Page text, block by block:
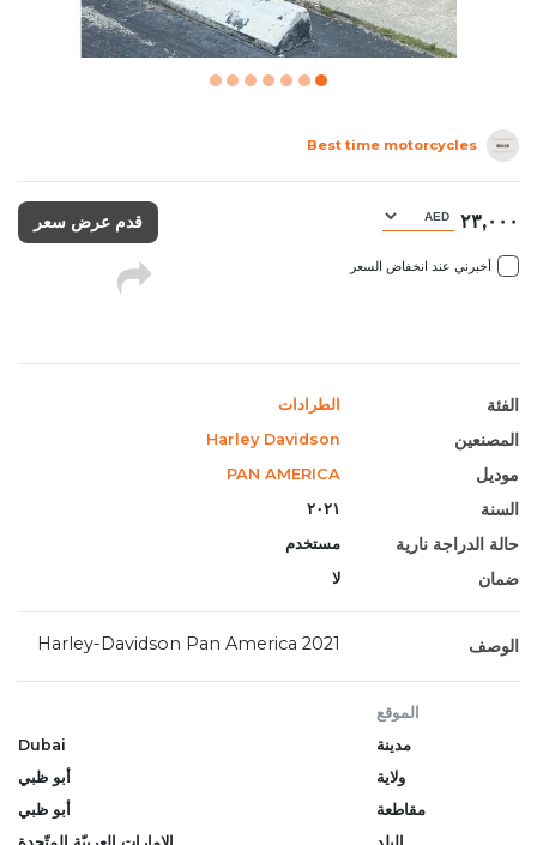
Best time motorcycles
٢٣,٠٠٠
أخبرني عند انخفاض السعر
قدم عرض سعر
الفئة الطرادات
المصنعين Harley Davidson
موديل PAN AMERICA
السنة ٢٠٢١
حالة الدراجة نارية مستخدم
ضمان لا
الوصف 2021 Harley-Davidson Pan America
الموقع
مدينة
Dubai
ولاية
أبو ظبي
مقاطعة
أبو ظبي